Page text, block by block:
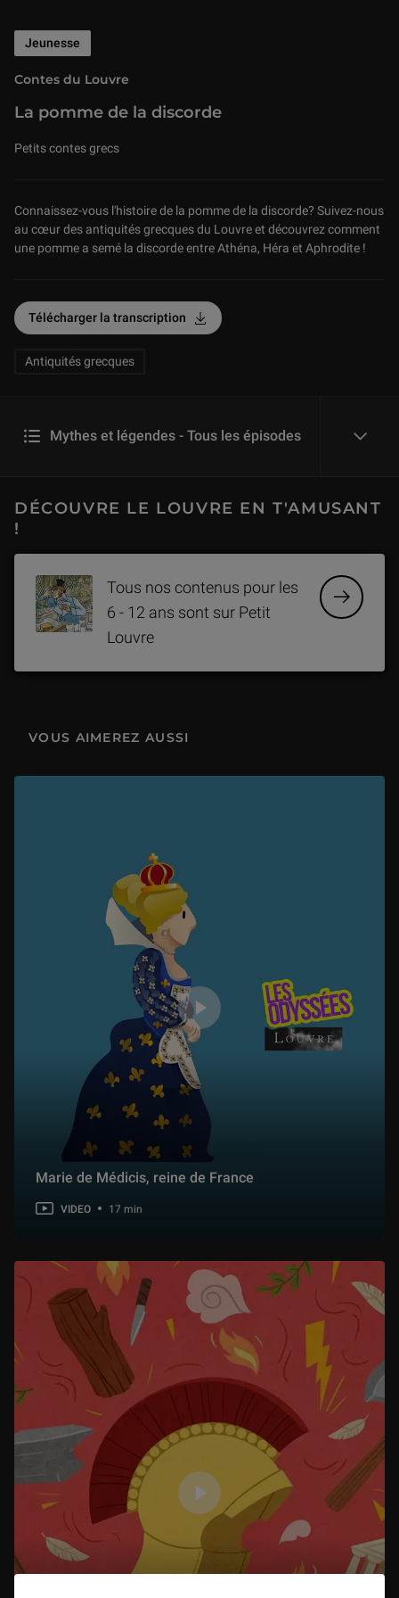
La pomme de la discorde
Jeunesse
Contes du Louvre
Petits contes grecs
Connaissez-vous l'histoire de la pomme de la discorde? Suivez-nous
au cœur des antiquités grecques du Louvre et découvrez comment
une pomme a semé la discorde entre Athéna, Héra et Aphrodite !
Télécharger la transcription
Related Keywords
Antiquités grecques
Mythes et légendes - Tous les épisodes
Un bain de lune
L'épreuve de l'œuf
4 min
5 min
La ruse de la magicienne
5 min
Une statue tombée du ciel
Le plus courageux des héros
5 min
DÉCOUVRE LE LOUVRE EN T'AMUSANT
!
Tous nos contenus pour les
6 - 12 ans sont sur Petit
Louvre
VOUS AIMEREZ AUSSI
Marie de Médicis, reine de France
VIDEO 17 min